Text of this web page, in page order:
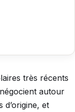
très récents
autour
d’origine, et